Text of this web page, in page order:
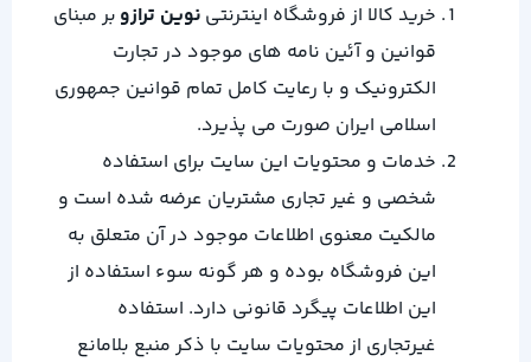
خرید کالا از فروشگاه اینترنتی نوین ترازو بر مبنای
قوانین و آئین نامه های موجود در تجارت
الکترونیک و با رعایت کامل تمام قوانین جمهوری
اسلامی ایران صورت می پذیرد.
خدمات و محتویات این سایت براى استفاده
شخصى و غیر تجارى مشتریان عرضه شده است و
مالكیت معنوی اطلاعات موجود در آن متعلق به
این فروشگاه بوده و هر گونه سوء استفاده از
این اطلاعات پیگرد قانونی دارد. استفاده
غیرتجاری از محتویات سایت با ذكر منبع بلامانع